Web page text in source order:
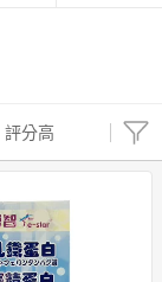
親子玩具
情趣用品
評分高